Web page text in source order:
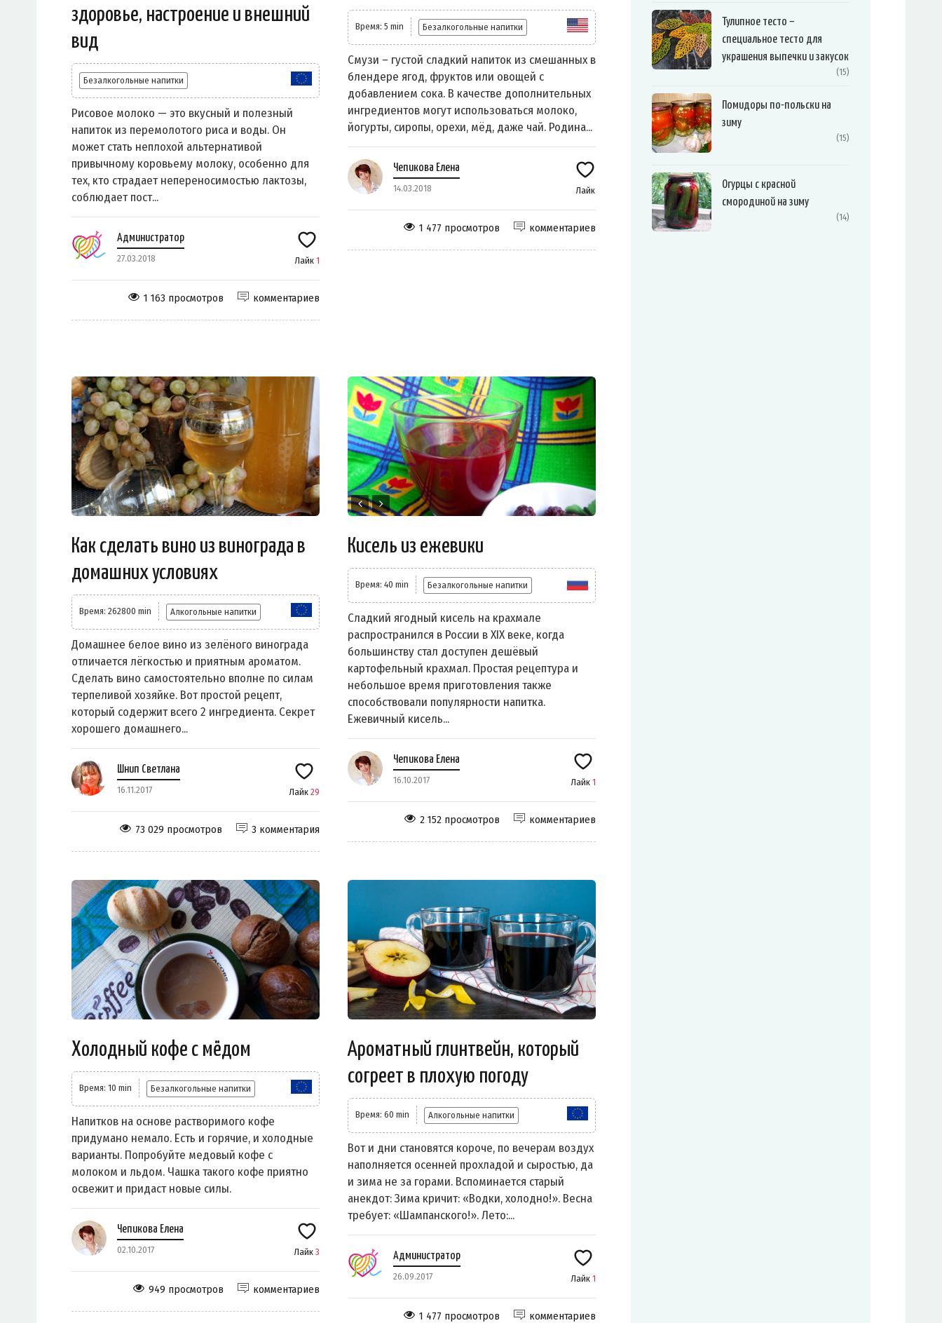
здоровье, настроение и внешний
вид
Безалкогольные напитки
Рисовое молоко — это вкусный и полезный
напиток из перемолотого риса и воды. Он
может стать неплохой альтернативой
привычному коровьему молоку, особенно для
тех, кто страдает непереносимостью лактозы,
соблюдает пост...
Администратор
27.03.2018 Лайк 1
комментариев
1 163 просмотров
Время: 5 min Безалкогольные напитки
Смузи – густой сладкий напиток из смешанных в
блендере ягод, фруктов или овощей с
добавлением сока. В качестве дополнительных
ингредиентов могут использоваться молоко,
йогурты, сиропы, орехи, мёд, даже чай. Родина...
Чепикова Елена
14.03.2018 Лайк
комментариев
1 477 просмотров
Как сделать вино из винограда в
домашних условиях
Время: 262800 min Алкогольные напитки
Домашнее белое вино из зелёного винограда
отличается лёгкостью и приятным ароматом.
Сделать вино самостоятельно вполне по силам
терпеливой хозяйке. Вот простой рецепт,
который содержит всего 2 ингредиента. Секрет
хорошего домашнего...
Шнип Светлана
16.11.2017 Лайк 29
3 комментария
73 029 просмотров
Кисель из ежевики
Время: 40 min Безалкогольные напитки
Сладкий ягодный кисель на крахмале
распространился в России в XIX веке, когда
большинству стал доступен дешёвый
картофельный крахмал. Простая рецептура и
небольшое время приготовления также
способствовали популярности напитка.
Ежевичный кисель...
Чепикова Елена
16.10.2017 Лайк 1
комментариев
2 152 просмотров
Холодный кофе с мёдом
Время: 10 min Безалкогольные напитки
Напитков на основе растворимого кофе
придумано немало. Есть и горячие, и холодные
варианты. Попробуйте медовый кофе с
молоком и льдом. Чашка такого кофе приятно
освежит и придаст новые силы.
Чепикова Елена
02.10.2017 Лайк 3
комментариев
949 просмотров
Ароматный глинтвейн, который
согреет в плохую погоду
Время: 60 min Алкогольные напитки
Вот и дни становятся короче, по вечерам воздух
наполняется осенней прохладой и сыростью, да
и зима не за горами. Вспоминается старый
анекдот: Зима кричит: «Водки, холодно!». Весна
требует: «Шампанского!». Лето:...
Администратор
26.09.2017 Лайк 1
комментариев
1 477 просмотров
Тулипное тесто –
специальное тесто для
украшения выпечки и закусок
(15)
Помидоры по-польски на
зиму
(15)
Огурцы с красной
смородиной на зиму
(14)